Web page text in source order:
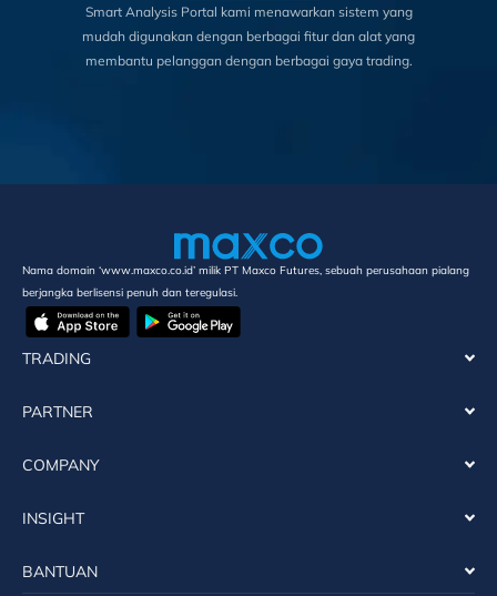
Smart Analysis Portal kami menawarkan sistem yang
mudah digunakan dengan berbagai fitur dan alat yang
membantu pelanggan dengan berbagai gaya trading.
Nama domain ‘www.maxco.co.id’ milik PT Maxco Futures, sebuah perusahaan pialang
berjangka berlisensi penuh dan teregulasi.
TRADING
PARTNER
COMPANY
INSIGHT
BANTUAN